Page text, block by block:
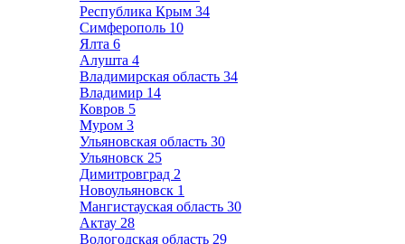
Республика Крым 34
Симферополь 10
Ялта 6
Алушта 4
Владимирская область 34
Владимир 14
Ковров 5
Муром 3
Ульяновская область 30
Ульяновск 25
Димитровград 2
Новоульяновск 1
Мангистауская область 30
Актау 28
Вологодская область 29